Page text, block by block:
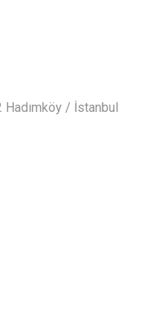
Hadımköy / İstanbul